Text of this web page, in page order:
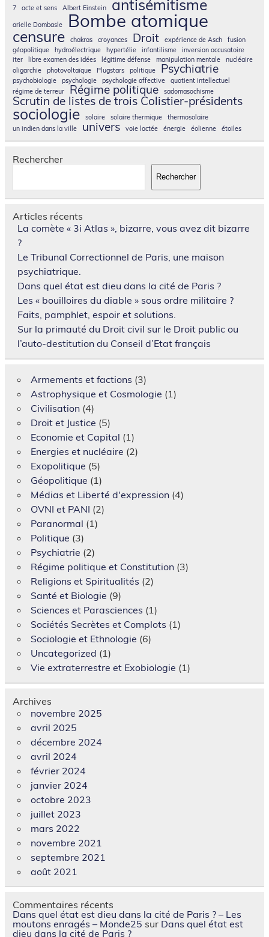
7 acte et sens Albert Einstein antisémitisme
arielle Dombasle Bombe atomique
censure chakras croyances Droit expérience de Asch
fusion
géopolitique
hydroélectrique hypertélie infantilisme
inversion accusatoire
iter
libre examen des idées légitime défense manipulation mentale
nucléaire
oligarchie
photovoltaïque Plugstars politique Psychiatrie
psychobiologie psychologie psychologie affective
quotient intellectuel
régime de terreur
Régime politique sadomasochisme
Scrutin de listes de trois Colistier-présidents
sociologie solaire solaire thermique
thermosolaire
un indien dans la ville
univers voie lactée énergie éolienne étoiles
Rechercher
Rechercher
Articles récents
La comète « 3i Atlas », bizarre, vous avez dit bizarre
?
Le Tribunal Correctionnel de Paris, une maison
psychiatrique.
Dans quel état est dieu dans la cité de Paris ?
Les « bouilloires du diable » sous ordre militaire ?
Faits, pamphlet, espoir et solutions.
Sur la primauté du Droit civil sur le Droit public ou
l’auto-destitution du Conseil d’Etat français
Armements et factions (3)
Astrophysique et Cosmologie (1)
Civilisation(4)
Droit et Justice (5)
Economie et Capital (1)
Energies et nucléaire (2)
Exopolitique (5)
Géopolitique (1)
Médias et Liberté d'expression(4)
OVNI et PANI (2)
Paranormal (1)
Politique (3)
Psychiatrie (2)
Régime politique et Constitution(3)
Religions et Spiritualités (2)
Santé et Biologie (9)
Sciences et Parasciences (1)
Sociétés Secrètes et Complots (1)
Sociologie et Ethnologie (6)
Uncategorized (1)
Vie extraterrestre et Exobiologie (1)
Archives
novembre 2025
avril 2025
décembre 2024
avril 2024
février 2024
janvier 2024
octobre 2023
juillet 2023
mars 2022
novembre 2021
septembre 2021
août 2021
Commentaires récents
Dans quel état est dieu dans la cité de Paris ? – Les
moutons enragés – Monde25 sur Dans quel état est
dieu dans la cité de Paris ?